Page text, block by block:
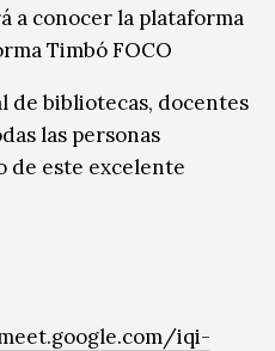
a conocer la plataforma
Timbó FOCO
de bibliotecas, docentes
las personas
de este excelente
iqi-